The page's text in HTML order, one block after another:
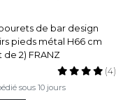
de bar design
pieds métal H66 cm
de 2) FRANZ
sous 10 jours
(4)